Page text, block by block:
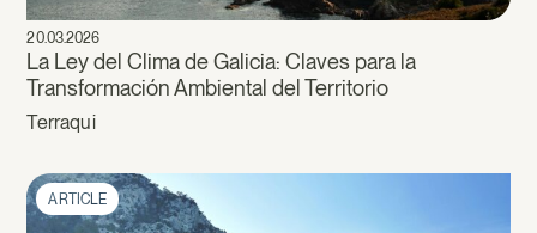
20.03.2026
La Ley del Clima de Galicia: Claves para la
Transformación Ambiental del Territorio
Terraqui
ARTICLE